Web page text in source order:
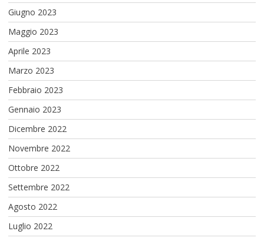
Giugno 2023
Maggio 2023
Aprile 2023
Marzo 2023
Febbraio 2023
Gennaio 2023
Dicembre 2022
Novembre 2022
Ottobre 2022
Settembre 2022
Agosto 2022
Luglio 2022